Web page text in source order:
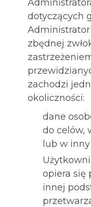
dotyczących
zbędnej
zachodzi
okoliczności:
dane
do celów,
lub w
opiera się
innej